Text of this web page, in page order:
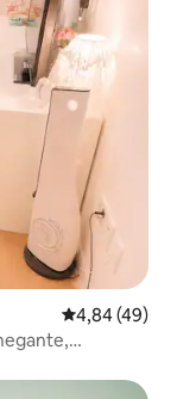
4,84 de uma
4,84 (49)
Street